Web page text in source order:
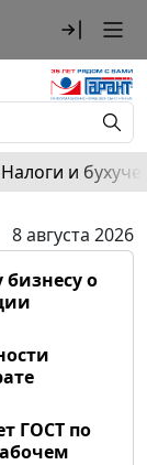
Налоги и
8 августа 2026
о
ГОСТ по